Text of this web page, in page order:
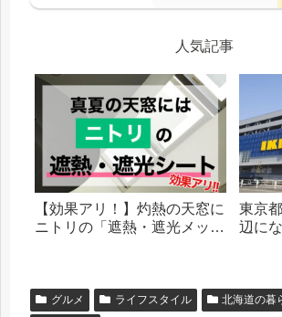
人気記事
【効果アリ！】灼熱の天窓に
ニトリの「遮熱・遮光メッシ
東京
辺に
グルメ ライフスタイル
北海道の暮